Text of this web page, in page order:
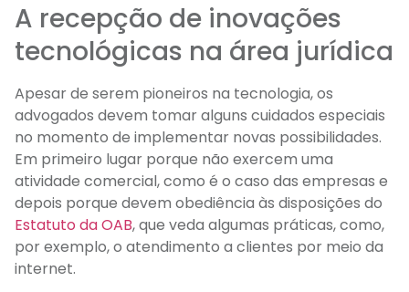
A recepção de inovações
tecnológicas na área jurídica
Apesar de serem pioneiros na tecnologia, os
advogados devem tomar alguns cuidados especiais
no momento de implementar novas possibilidades.
Em primeiro lugar porque não exercem uma
atividade comercial, como é o caso das empresas e
depois porque devem obediência às disposições do
Estatuto da OAB, que veda algumas práticas, como,
por exemplo, o atendimento a clientes por meio da
internet.